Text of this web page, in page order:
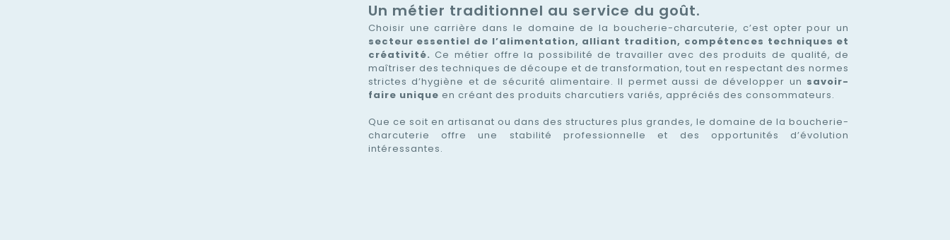
Un métier traditionnel au service du goût.
Choisir une carrière dans le domaine de la boucherie-charcuterie, c’est opter pour un
secteur essentiel de l’alimentation, alliant tradition, compétences techniques et
créativité. Ce métier offre la possibilité de travailler avec des produits de qualité, de
maîtriser des techniques de découpe et de transformation, tout en respectant des normes
strictes d’hygiène et de sécurité alimentaire. Il permet aussi de développer un savoir-
faire unique en créant des produits charcutiers variés, appréciés des consommateurs.
Que ce soit en artisanat ou dans des structures plus grandes, le domaine de la boucherie-
charcuterie offre une stabilité professionnelle et des opportunités d’évolution
intéressantes.